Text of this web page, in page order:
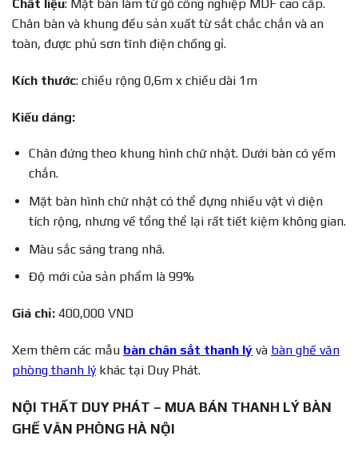
Chất liệu: Mặt bàn làm từ gỗ công nghiệp MDF cao cấp.
Chân bàn và khung đều sản xuất từ sắt chắc chắn và an
toàn, được phủ sơn tĩnh điện chống gỉ.
Kích thước: chiều rộng 0,6m x chiều dài 1m
Kiếu dáng:
Chân đứng theo khung hình chữ nhật. Dưới bàn có yếm
chắn.
Mặt bàn hình chữ nhật có thể đựng nhiều vật vì diện
tích rộng, nhưng về tổng thể lại rất tiết kiệm không gian.
Màu sắc sáng trang nhã.
Độ mới của sản phẩm là 99%
Giá chỉ: 400,000 VND
Xem thêm các mẫu bàn chân sắt thanh lý và bàn ghế văn
phòng thanh lýkhác tại Duy Phát.
NỘI THẤT DUY PHÁT – MUA BÁN THANH LÝ BÀN
GHẾ VĂN PHÒNG HÀ NỘI